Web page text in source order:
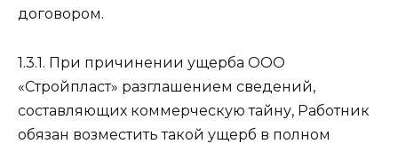
договором.
1.3.1. При причинении ущерба ООО
«Стройпласт» разглашением сведений,
составляющих коммерческую тайну, Работник
обязан возместить такой ущерб в полном